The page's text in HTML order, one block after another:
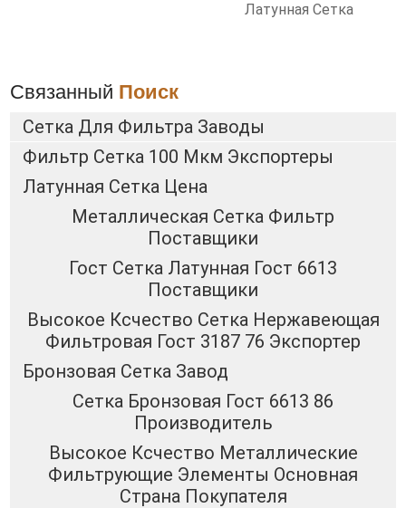
Латунная Сетка
Связанный Поиск
Сетка Для Фильтра Заводы
Фильтр Сетка 100 Мкм Экспортеры
Латунная Сетка Цена
Металлическая Сетка Фильтр
Поставщики
Гост Сетка Латунная Гост 6613
Поставщики
Высокое Ксчество Сетка Нержавеющая
Фильтровая Гост 3187 76 Экспортер
Бронзовая Сетка Завод
Сетка Бронзовая Гост 6613 86
Производитель
Высокое Ксчество Металлические
Фильтрующие Элементы Основная
Страна Покупателя